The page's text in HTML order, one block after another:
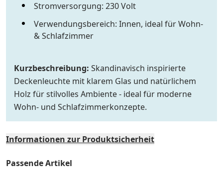
Stromversorgung: 230 Volt
Verwendungsbereich: Innen, ideal für Wohn-
& Schlafzimmer
Kurzbeschreibung: Skandinavisch inspirierte
Deckenleuchte mit klarem Glas und natürlichem
Holz für stilvolles Ambiente - ideal für moderne
Wohn- und Schlafzimmerkonzepte.
Informationen zur Produktsicherheit
Passende Artikel